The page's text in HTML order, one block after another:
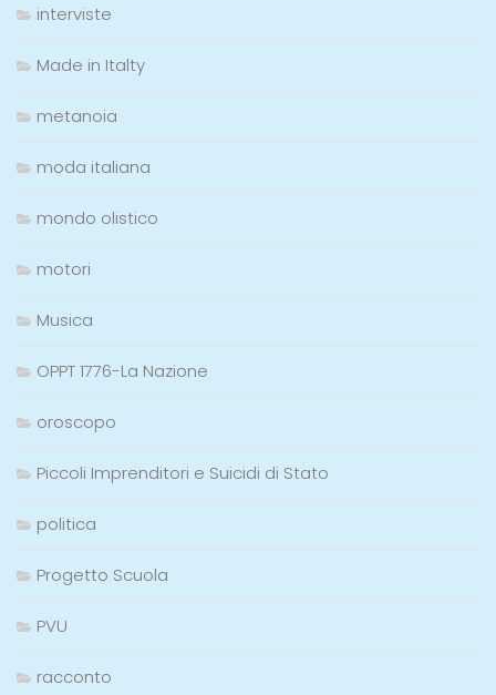
interviste
Made in Italty
metanoia
moda italiana
mondo olistico
motori
Musica
OPPT 1776-La Nazione
oroscopo
Piccoli Imprenditori e Suicidi di Stato
politica
Progetto Scuola
PVU
racconto